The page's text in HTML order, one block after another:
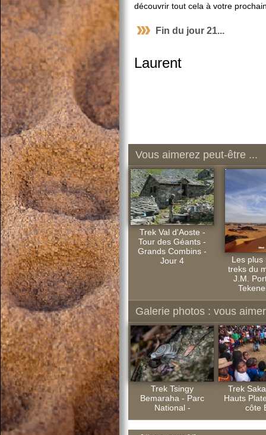
découvrir tout cela à votre
Fin du jour 21...
Laurent
Vous aimerez peut-être ...
Trek Val d'Aoste -
Tour des Géants -
Grands Combins -
Jour 4
Les plus
treks du
J.M.
Galerie photos : vous
Trek Tsingy
Bemaraha - Parc
National -
Trek
Hauts
côte